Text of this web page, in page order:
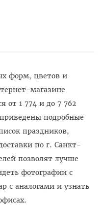
форм, цветов и
магазине
от 1 774 и до 7 762
подробные
праздников,
по г. Санкт-
позволят лучше
фотографии с
с аналогами и узнать